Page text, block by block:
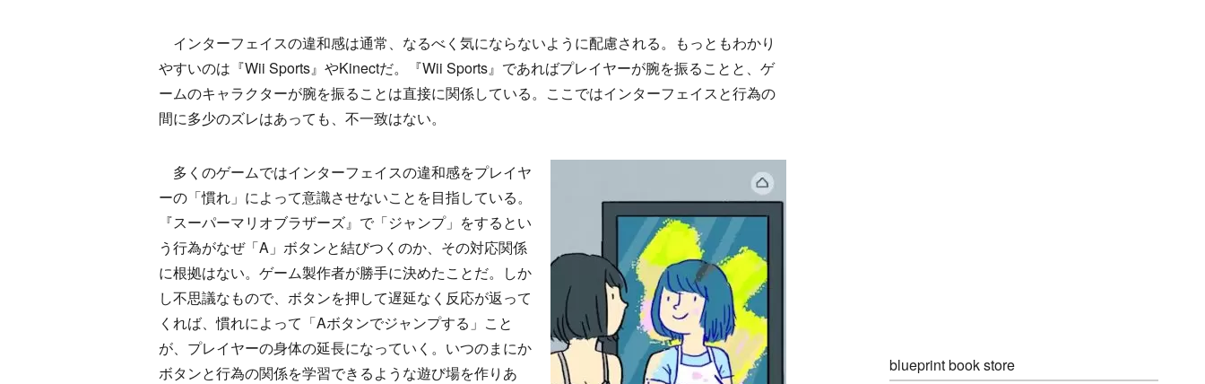
インターフェイスの違和感は通常、なるべく気にならないように配慮される。もっともわかり
やすいのは『Wii Sports』やKinectだ。『Wii Sports』であればプレイヤーが腕を振ることと、ゲ
ームのキャラクターが腕を振ることは直接に関係している。ここではインターフェイスと行為の
間に多少のズレはあっても、不一致はない。
多くのゲームではインターフェイスの違和感をプレイヤ
ーの「慣れ」によって意識させないことを目指している。
『スーパーマリオブラザーズ』で「ジャンプ」をするとい
う行為がなぜ「A」ボタンと結びつくのか、その対応関係
に根拠はない。ゲーム製作者が勝手に決めたことだ。しか
し不思議なもので、ボタンを押して遅延なく反応が返って
くれば、慣れによって「Aボタンでジャンプする」こと
が、プレイヤーの身体の延長になっていく。いつのまにか
ボタンと行為の関係を学習できるような遊び場を作りあ
blueprint book store